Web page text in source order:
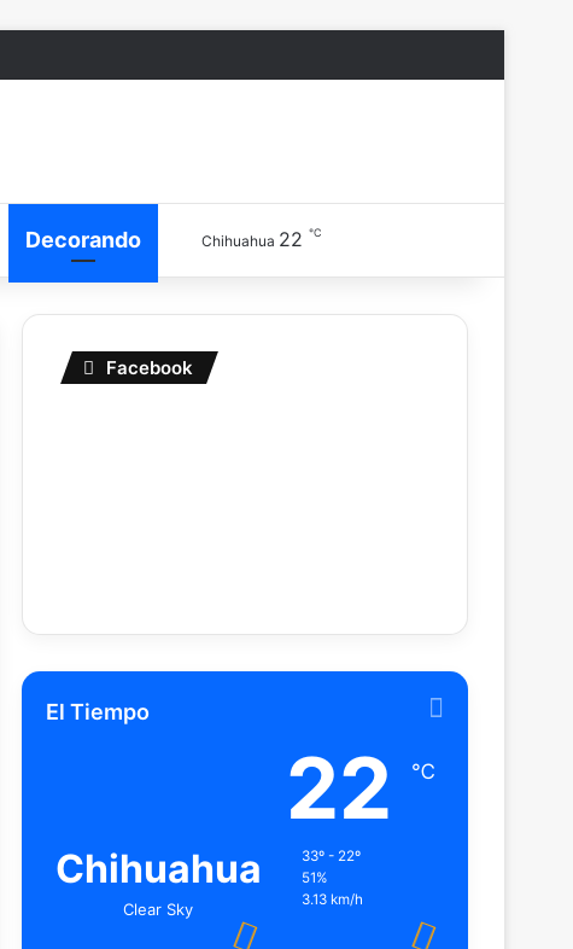
Decorando Chihuahua 22 ℃
Facebook
El Tiempo
Chihuahua
Clear Sky
22 ℃
33º - 22º
51%
3.13 km/h